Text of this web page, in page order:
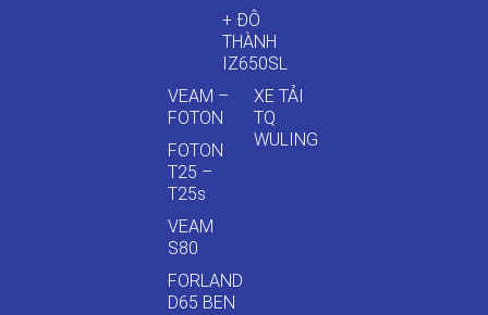
+ ĐÔ
THÀNH
IZ650SL
VEAM –
FOTON
FOTON
T25 –
T25s
VEAM
S80
FORLAND
D65 BEN
XE TẢI
TQ
WULING